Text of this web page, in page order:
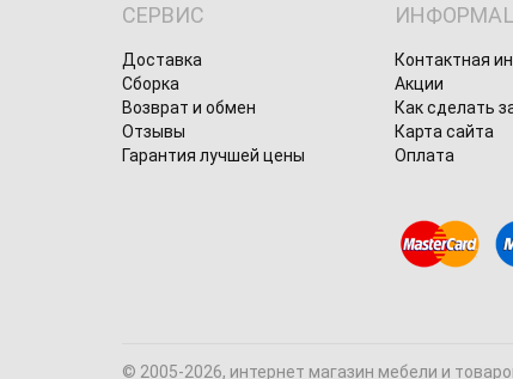
СЕРВИС
Доставка
Сборка
Возврат и обмен
Отзывы
Гарантия лучшей цены
Контактная
Акции
Как сделать
Карта сайта
Оплата
© 2005-2026, интернет магазин мебели и